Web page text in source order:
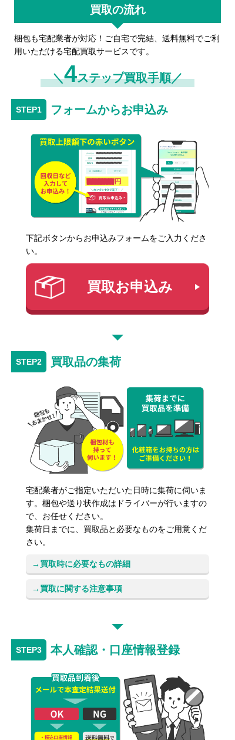
買取の流れ
梱包も宅配業者が対応！ご自宅で完結、送料無料でご利
用いただける宅配買取サービスです。
＼4ステップ買取手順／
フォームからお申込み
下記ボタンからお申込みフォームをご入力くださ
い。
買取お申込み
買取品の集荷
宅配業者がご指定いただいた日時に集荷に伺いま
す。梱包や送り状作成はドライバーが行いますの
で、お任せください。
集荷日までに、買取品と必要なものをご用意くだ
さい。
買取時に必要なもの詳細
買取に関する注意事項
本人確認・口座情報登録